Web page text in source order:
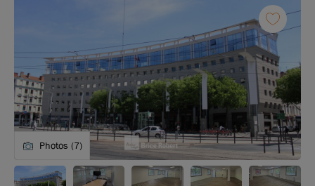
Photos (7)